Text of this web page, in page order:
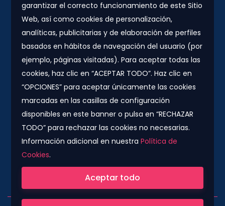
garantizar el correcto funcionamiento de este Sitio
Web, así como cookies de personalización,
analíticas, publicitarias y de elaboración de perfiles
basados en hábitos de navegación del usuario (por
ejemplo, páginas visitadas). Para aceptar todas las
cookies, haz clic en “ACEPTAR TODO”. Haz clic en
“OPCIONES” para aceptar únicamente las cookies
marcadas en las casillas de configuración
disponibles en este banner o pulsa en “RECHAZAR
TODO” para rechazar las cookies no necesarias.
Información adicional en nuestraPolítica de
Cookies.
Aceptar todo
Contacto
Plaza Urquinaona, 7. 5º 1ª.
08010 - Barcelona
info@rs-jobs.com
900 877 735 / 930 500 800
Síguenos
Compañía colaboradora del Grupo Konector